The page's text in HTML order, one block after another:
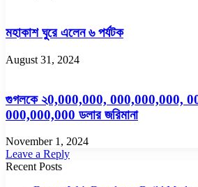
মহাকাশ ঘুরে এলেন ৬ পর্যটক
August 31, 2024
গুগলকে ২0,000,000, 000,000,000,
000,000,000 ডলার জরিমানা
November 1, 2024
Leave a Reply
Recent Posts